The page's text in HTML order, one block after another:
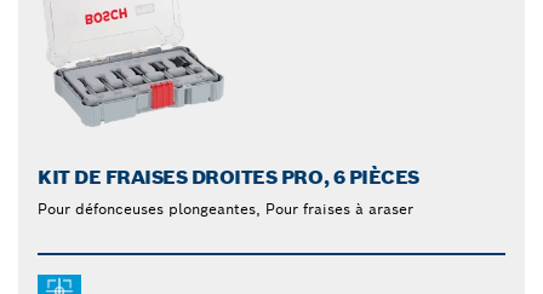
KIT DE FRAISES DROITES PRO, 6 PIÈCES
Pour défonceuses plongeantes, Pour fraises à araser